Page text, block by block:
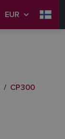
EUR
CP300